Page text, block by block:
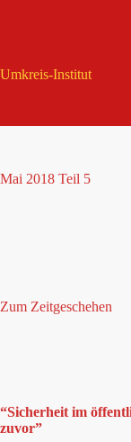
Umkreis-Institut
Mai 2018 Teil 5
Zum Zeitgeschehen
“Sicherheit im
zuvor”